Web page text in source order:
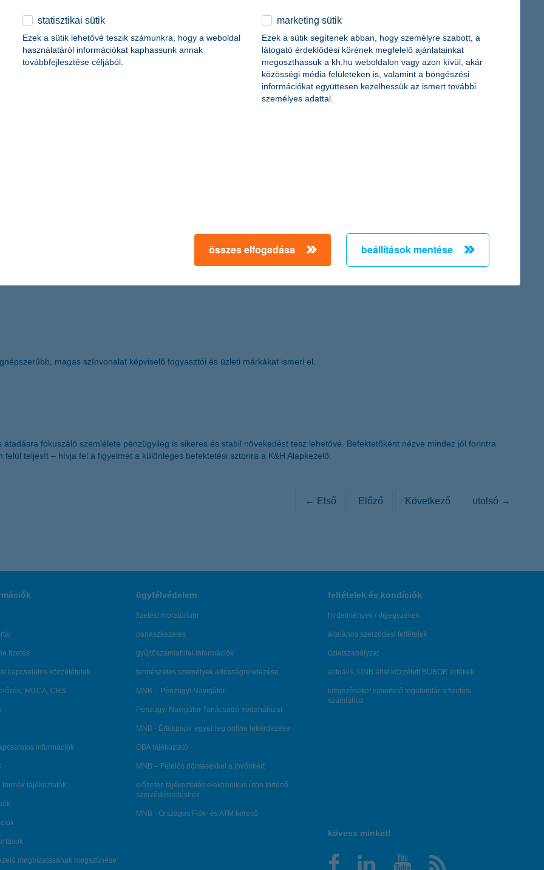
csökkentek a kamatok, még a legóvatosabb bankbetétekkel, megtakarítási számlákkal és rövidtávú állampapír befektetésekkel is
lassan, de biztosan felemészti az ilyen típusú megtakarításokat. Ebben a helyzetben a kisbefektetőknek is növelni kell
kockázatvállalási hajlandóságukat is – hívták fel a szakemberek a figyelmet a K&H prémium befektetői klub budapesti rendezvényén.
a Bács-Kiskun Megyei Kórház kiskunfélegyházi Gyermekgyógyászati Szakrendelésének orvosai, ápolói. A mindennapi
ajánlotta fel, akik már nyolcadik alkalommal csatlakoztak a K&H gyógyvarázs programhoz, így segítve a gyermekek
magas színvonalat képviselő fogyasztói és üzleti márkákat ismeri el.
fókuszáló szemlélete pénzügyileg is sikeres és stabil növekedést tesz lehetővé. Befektetőként nézve mindez jól forintra
teljesít – hívja fel a figyelmet a különleges befektetési sztorira a K&H Alapkezelő.
← Első Előző Következő utolsó →
fizetés
kapcsolatos közzétételek
FATCA, CRS
információk
termék tájékoztatók
megbízatásának megszűnése
ügyfélvédelem
fizetési moratórium
panaszkezelés
gyűjtőszámlahitel információk
természetes személyek adósságrendezése
MNB – Pénzügyi Navigátor
Pénzügyi Navigátor Tanácsadó Irodahálózat
MNB - Értékpapír egyenleg online lekérdezése
OBA tájékoztató
MNB – Felelős döntésekkel a jövőnkért
előzetes tájékoztatás elektronikus úton történő
szerződéskötéshez
MNB - Országos Fiók- és ATM kereső
feltételek és kondíciók
hirdetmények / díjjegyzékek
általános szerződési feltételek
üzletszabályzat
aktuális, MNB által közzétett BUBOR értékek
kifejezéseket ismertető fogalomtár a fizetési
számlához
kövess minket!
statisztikai sütik
Ezek a sütik lehetővé teszik számunkra, hogy a weboldal
használatáról információkat kaphassunk annak
továbbfejlesztése céljából.
marketing sütik
Ezek a sütik segítenek abban, hogy személyre szabott, a
látogató érdeklődési körének megfelelő ajánlatainkat
megoszthassuk a kh.hu weboldalon vagy azon kívül, akár
közösségi média felületeken is, valamint a böngészési
információkat együttesen kezelhessük az ismert további
személyes adattal.
összes elfogadása beállítások mentése